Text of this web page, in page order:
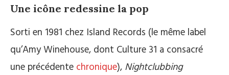
Une icône redessine la pop
Sorti en 1981 chez Island Records (le même label
qu’Amy Winehouse, dont Culture 31 a consacré
une précédente chronique), Nightclubbing